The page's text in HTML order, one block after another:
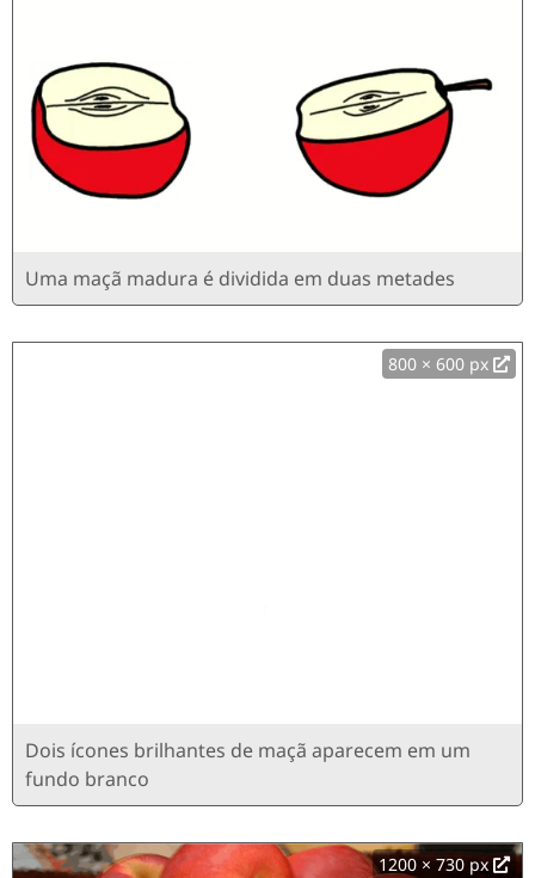
Uma maçã madura é dividida em duas metades
800 × 600 px
Dois ícones brilhantes de maçã aparecem em um
fundo branco
1200 × 730 px